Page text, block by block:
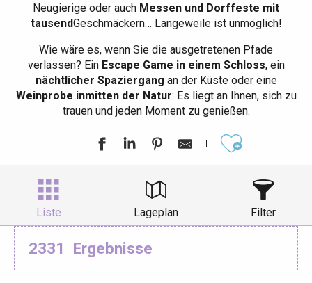
Neugierige oder auch Messen und Dorffeste mit
tausendGeschmäckern… Langeweile ist unmöglich!
Wie wäre es, wenn Sie die ausgetretenen Pfade
verlassen? EinEscape Game in einem Schloss, ein
nächtlicher Spaziergang an der Küste oder eine
Weinprobe inmitten der Natur: Es liegt an Ihnen, sich zu
trauen und jeden Moment zu genießen.
Liste Lageplan Filter
2331 Ergebnisse